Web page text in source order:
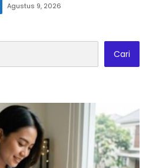
Agustus 9, 2026
Cari